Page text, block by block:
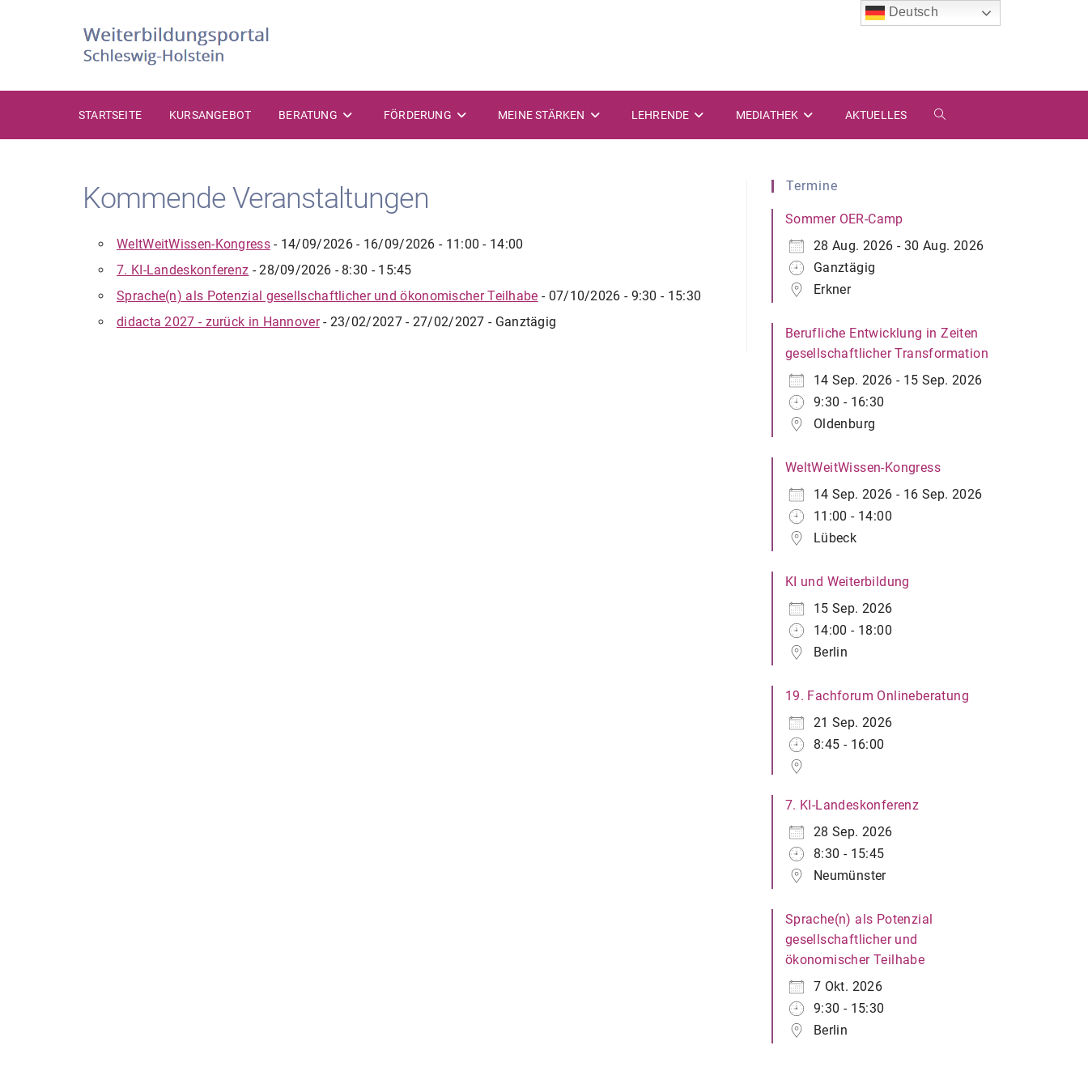
STARTSEITE KURSANGEBOT BERATUNG FÖRDERUNG MEINE STÄRKEN LEHRENDE MEDIATHEK AKTUELLES WEBSITE-
Kommende Veranstaltungen
WeltWeitWissen-Kongress- 14/09/2026 - 16/09/2026 - 11:00 - 14:00
7. KI-Landeskonferenz - 28/09/2026 - 8:30 - 15:45
Sprache(n) als Potenzial gesellschaftlicher und ökonomischer Teilhabe - 07/10/2026 - 9:30 - 15:30
didacta 2027 - zurück in Hannover- 23/02/2027 - 27/02/2027 - Ganztägig
Termine
Sommer OER-Camp
28 Aug. 2026 - 30 Aug. 2026
Ganztägig
Erkner
Berufliche Entwicklung in Zeiten
gesellschaftlicher Transformation
14 Sep. 2026 - 15 Sep. 2026
9:30 - 16:30
Oldenburg
WeltWeitWissen-Kongress
14 Sep. 2026 - 16 Sep. 2026
11:00 - 14:00
Lübeck
KI und Weiterbildung
15 Sep. 2026
14:00 - 18:00
Berlin
19. Fachforum Onlineberatung
21 Sep. 2026
8:45 - 16:00
7. KI-Landeskonferenz
28 Sep. 2026
8:30 - 15:45
Neumünster
Sprache(n) als Potenzial
gesellschaftlicher und
ökonomischer Teilhabe
7 Okt. 2026
9:30 - 15:30
Berlin
Deutsch